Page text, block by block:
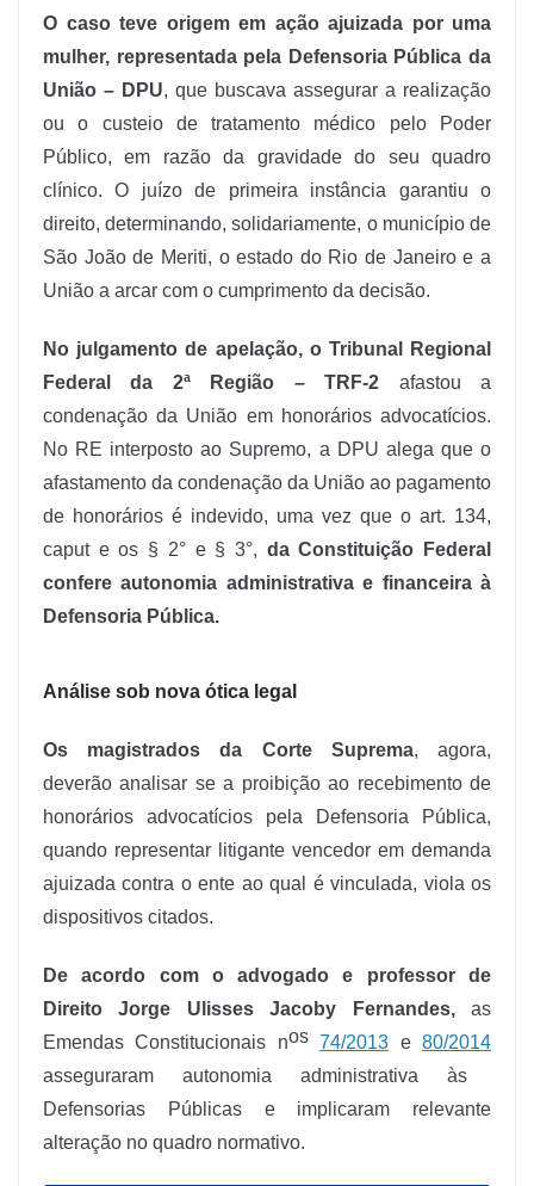
O caso teve origem em ação ajuizada por uma
mulher, representada pela Defensoria Pública da
União – DPU, que buscava assegurar a realização
ou o custeio de tratamento médico pelo Poder
Público, em razão da gravidade do seu quadro
clínico. O juízo de primeira instância garantiu o
direito, determinando, solidariamente, o município de
São João de Meriti, o estado do Rio de Janeiro e a
União a arcar com o cumprimento da decisão.
No julgamento de apelação, o Tribunal Regional
Federal da 2ª Região – TRF-2 afastou a
condenação da União em honorários advocatícios.
No RE interposto ao Supremo, a DPU alega que o
afastamento da condenação da União ao pagamento
de honorários é indevido, uma vez que o art. 134,
caput e os § 2° e § 3°, da Constituição Federal
confere autonomia administrativa e financeira à
Defensoria Pública.
Análise sob nova ótica legal
Os magistrados da Corte Suprema, agora,
deverão analisar se a proibição ao recebimento de
honorários advocatícios pela Defensoria Pública,
quando representar litigante vencedor em demanda
ajuizada contra o ente ao qual é vinculada, viola os
dispositivos citados.
De acordo com o advogado e professor de
Direito Jorge Ulisses Jacoby Fernandes,as
Emendas Constitucionais nos 74/2013 e80/2014
asseguraram autonomia administrativa às
Defensorias Públicas e implicaram relevante
alteração no quadro normativo.